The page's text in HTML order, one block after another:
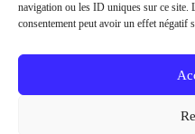
navigation ou les ID uniques sur ce site.
consentement peut avoir un effet négatif
Phone:
04 73 97 91 58
E-mail :
Permanences :
Lundi et jeudi